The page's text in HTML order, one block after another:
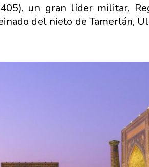
un gran líder militar,
del nieto de Tamerlán,